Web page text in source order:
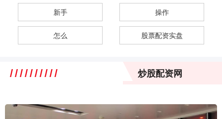
新手 操作
怎么 股票配资实盘
炒股配资网